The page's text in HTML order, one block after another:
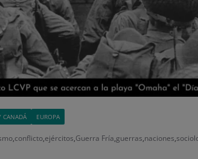
CANADÁ EUROPA
,conflicto,ejércitos,Guerra Fría,guerras,naciones,